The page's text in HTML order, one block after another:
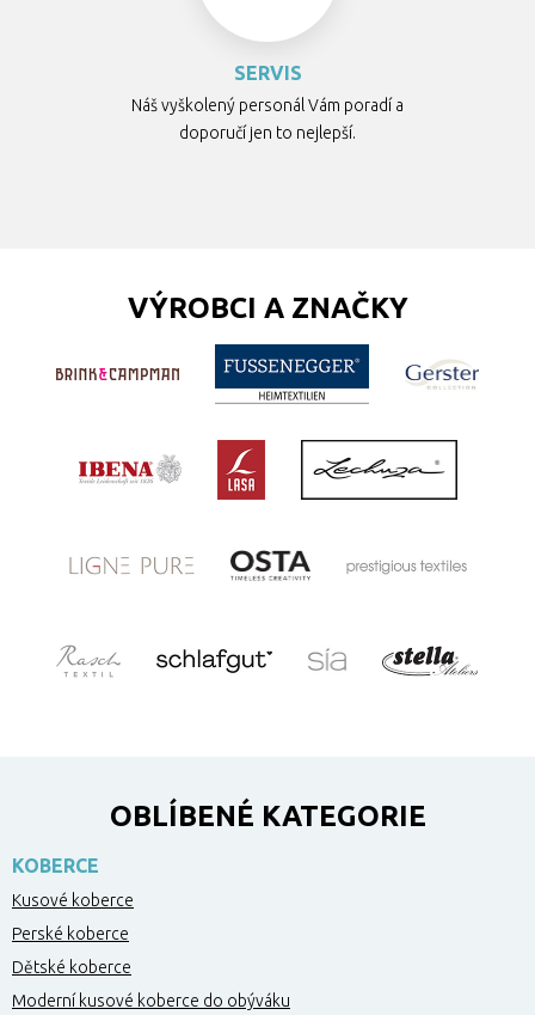
SERVIS
Náš vyškolený personál Vám poradí a
doporučí jen to nejlepší.
VÝROBCI A ZNAČKY
OBLÍBENÉ KATEGORIE
KOBERCE
Kusové koberce
Perské koberce
Dětské koberce
Moderní kusové koberce do obýváku